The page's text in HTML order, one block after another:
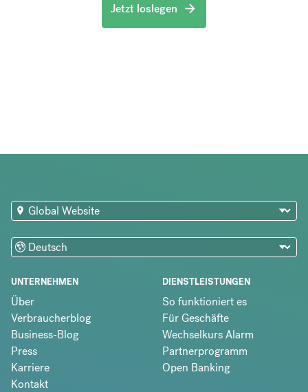
Jetzt loslegen
UNTERNEHMEN
Über
Verbraucherblog
Business-Blog
Press
Karriere
Kontakt
DIENSTLEISTUNGEN
So funktioniert es
Für Geschäfte
Wechselkurs Alarm
Partnerprogramm
Open Banking